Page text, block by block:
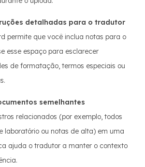
detalhadas para o tradutor
permite que você inclua notas para o
esse espaço para esclarecer
de formatação, termos especiais ou
semelhantes
relacionados (por exemplo, todos
laboratório ou notas de alta) em uma
ajuda o tradutor a manter o contexto